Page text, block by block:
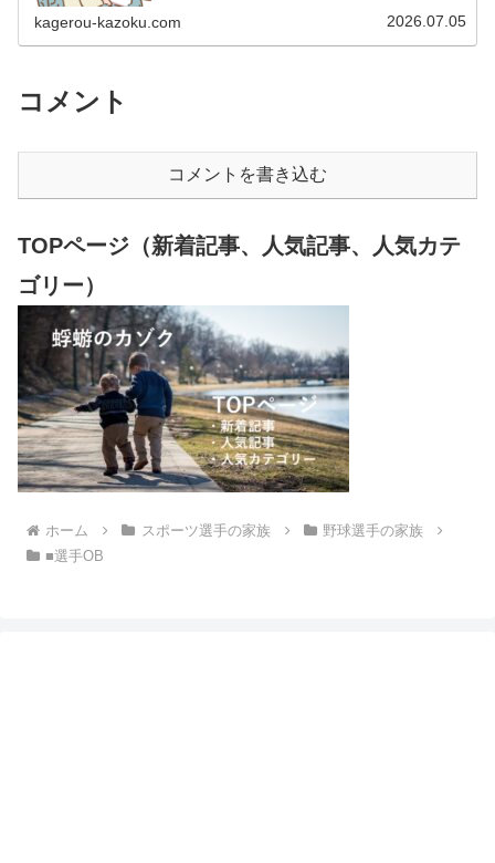
kagerou-kazoku.com 2026.07.05
コメント
コメントを書き込む
TOPページ（新着記事、人気記事、人気カテ
ゴリー）
ホーム スポーツ選手の家族
野球選手の家族
■選手OB